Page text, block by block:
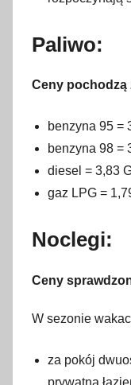
Paliwo:
Ceny pochodzą
benzyna 95 =
benzyna 98 =
diesel = 3,83
gaz LPG =
Noclegi:
Ceny
W sezonie
za pokój
prywatną